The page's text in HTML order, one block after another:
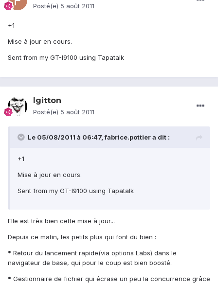
Posté(e) 5 août 2011
+1
Mise à jour en cours.
Sent from my GT-I9100 using Tapatalk
lgitton
Posté(e) 5 août 2011
Le 05/08/2011 à 06:47, fabrice.pottier a dit :
+1
Mise à jour en cours.
Sent from my GT-I9100 using Tapatalk
Elle est très bien cette mise à jour...
Depuis ce matin, les petits plus qui font du bien :
* Retour du lancement rapide(via options Labs) dans le
navigateur de base, qui pour le coup est bien boosté.
* Gestionnaire de fichier qui écrase un peu la concurrence grâce